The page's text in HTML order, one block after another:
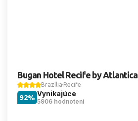
Bugan Hotel Recife by Atlantica
Brazília Recife
Vynikajúce
5906 hodnotení
92%